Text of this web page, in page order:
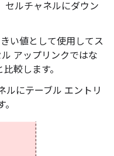
セルチャネルにダウン
い値として使用してス
アップリンクではな
較します。
ルにテーブル エントリ